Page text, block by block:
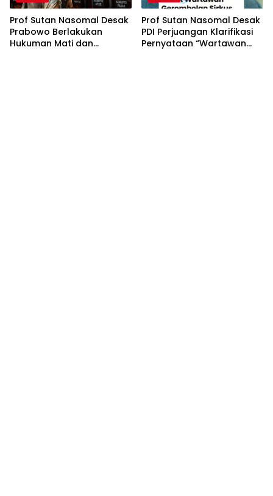
Prof Sutan Nasomal Desak
Prabowo Berlakukan
Hukuman Mati dan
Prof Sutan Nasomal Desak
PDI Perjuangan Klarifikasi
Pernyataan “Wartawan